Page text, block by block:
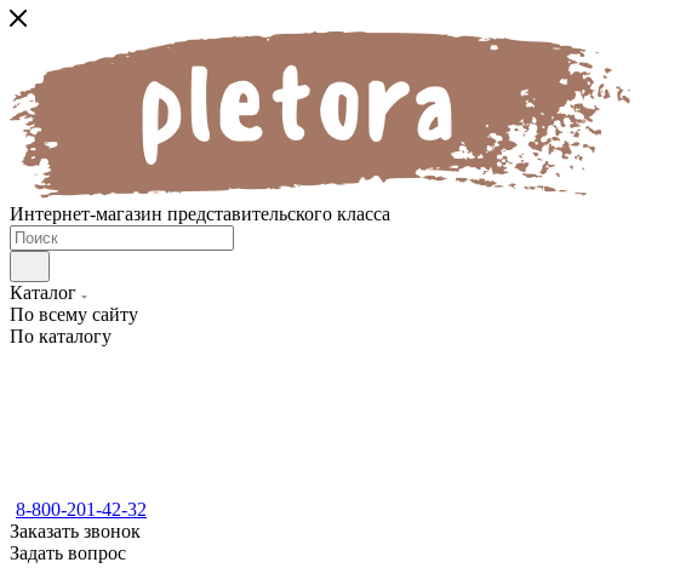
Интернет-магазин представительского класса
Каталог
По всему сайту
По каталогу
8-800-201-42-32
Заказать звонок
Задать вопрос